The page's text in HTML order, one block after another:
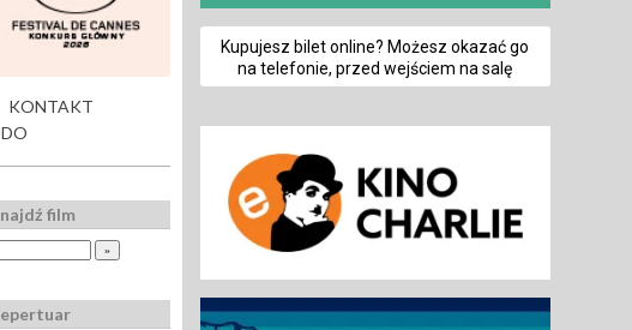
KONTAKT
film
Kupujesz bilet online? Możesz okazać go
na telefonie, przed wejściem na salę